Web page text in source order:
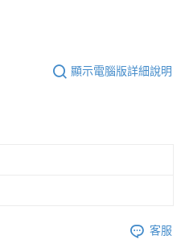
顯示電腦版詳細說明
客服